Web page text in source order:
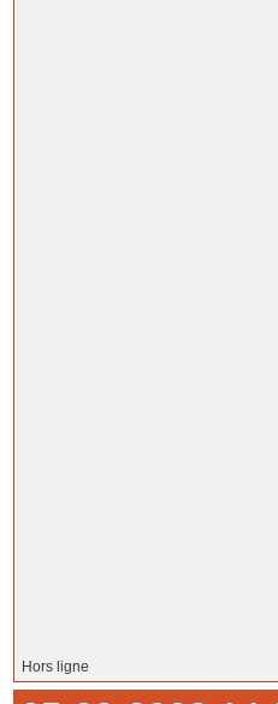
Hors ligne